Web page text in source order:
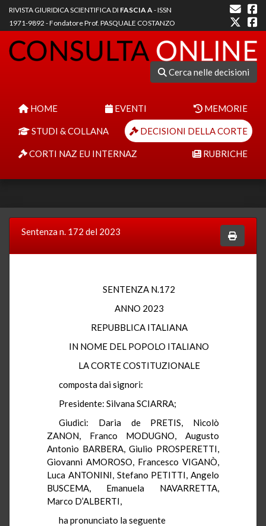
RIVISTA GIURIDICA SCIENTIFICA DI FASCIA A- ISSN
1971-9892 - Fondatore Prof. PASQUALE COSTANZO
Cerca nelle decisioni
HOME EVENTI MEMORIE
STUDI & COLLANA DECISIONI DELLA CORTE
CORTI NAZ EU INTERNAZ RUBRICHE
Sentenza n. 172 del 2023
SENTENZA N.172
ANNO 2023
REPUBBLICA ITALIANA
IN NOME DEL POPOLO ITALIANO
LA CORTE COSTITUZIONALE
composta dai signori:
Presidente: Silvana SCIARRA;
Giudici: Daria de PRETIS, Nicolò
ZANON, Franco MODUGNO, Augusto
Antonio BARBERA, Giulio PROSPERETTI,
Giovanni AMOROSO, Francesco VIGANÒ,
Luca ANTONINI, Stefano PETITTI, Angelo
BUSCEMA, Emanuela NAVARRETTA,
Marco D’ALBERTI,
ha pronunciato la seguente